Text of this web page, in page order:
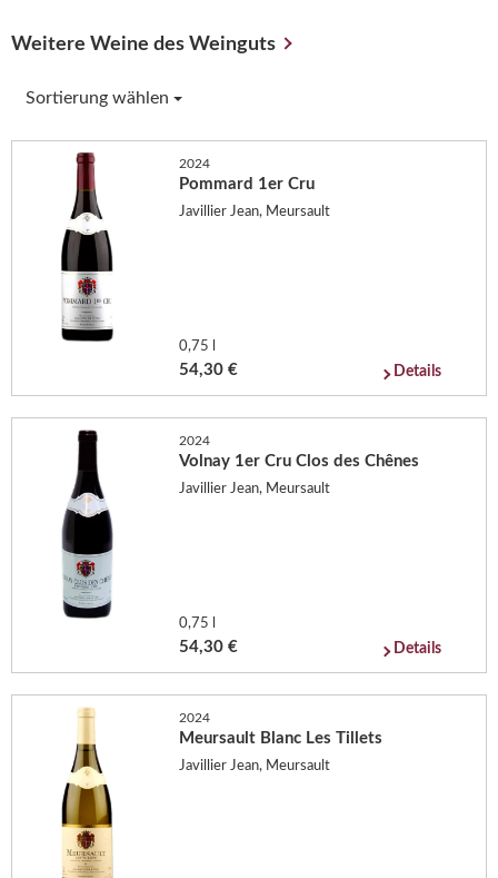
Weitere Weine des Weinguts
Sortierung wählen
2024
Pommard 1er Cru
Javillier Jean, Meursault
0,75 l
54,30 € Details
2024
Volnay 1er Cru Clos des Chênes
Javillier Jean, Meursault
0,75 l
54,30 € Details
2024
Meursault Blanc Les Tillets
Javillier Jean, Meursault